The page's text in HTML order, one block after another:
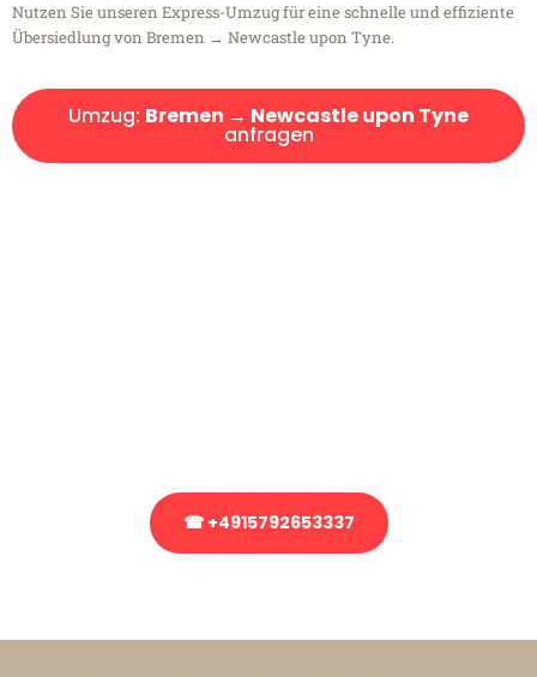
Nutzen Sie unseren Express-Umzug für eine schnelle und effiziente
Übersiedlung von Bremen → Newcastle upon Tyne.
Umzug: Bremen → Newcastle upon Tyne
anfragen
☎ +4915792653337